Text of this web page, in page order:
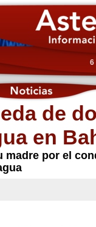
6
de
en
madre por el